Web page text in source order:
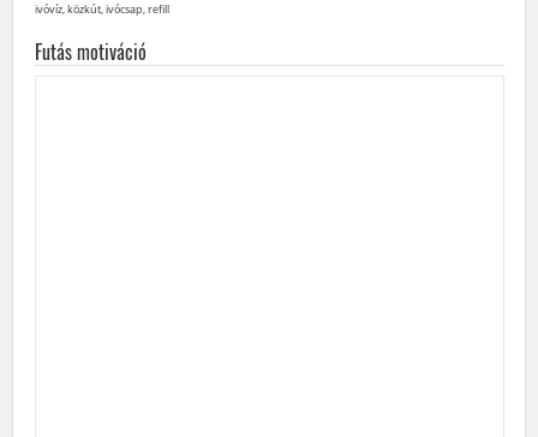
ivóvíz, közkút, ivócsap, refill
Futás motiváció